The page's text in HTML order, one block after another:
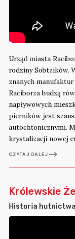
Urząd miasta
rodziny Sobtzików.
znanych
Raciborza budzą
napływowych
pierników jest
autochtonicznymi.
krystalizacji nowej
CZYTAJ DALEJ
Królewskie
Historia hutnictwa